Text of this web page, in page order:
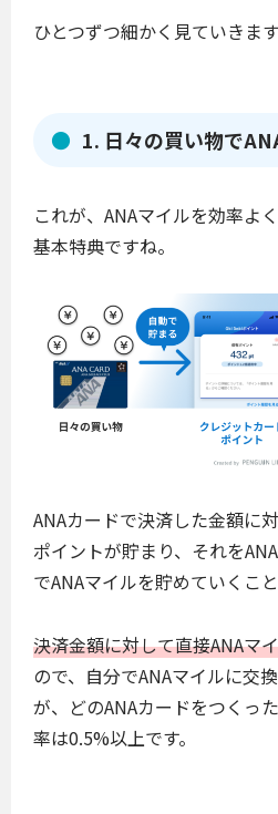
ひとつずつ細かく見ていきます
1. 日々の買い物で
これが、ANAマイルを効率よ
基本特典ですね。
ANAカードで決済した金額に
ポイントが貯まり、それを
でANAマイルを貯めていくこと
決済金額に対して直接ANAマ
ので、自分でANAマイルに交
が、どのANAカードをつくっ
率は0.5%以上です。